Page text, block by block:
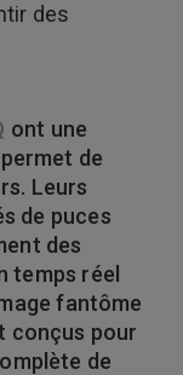
des
ont une
de
Leurs
de puces
des
temps réel
fantôme
conçus pour
de